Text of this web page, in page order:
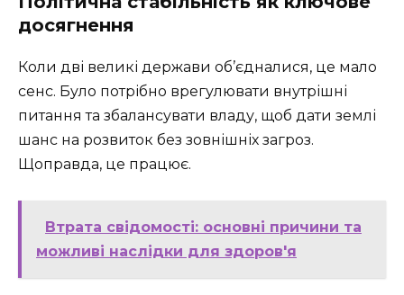
досягнення
Коли дві великі держави об’єдналися, це мало
сенс. Було потрібно врегулювати внутрішні
питання та збалансувати владу, щоб дати землі
шанс на розвиток без зовнішніх загроз.
Щоправда, це працює.
Втрата свідомості: основні причини та
можливі наслідки для здоров'я